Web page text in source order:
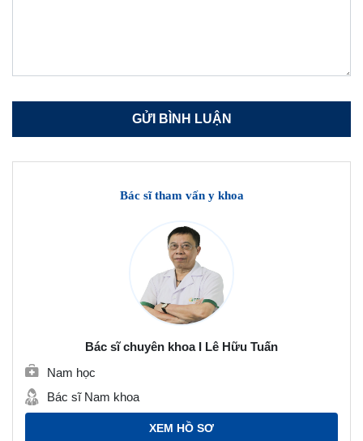
Bác sĩ tham vấn y khoa
Bác sĩ chuyên khoa I Lê Hữu Tuấn
Nam học
Bác sĩ Nam khoa
XEM HỒ SƠ